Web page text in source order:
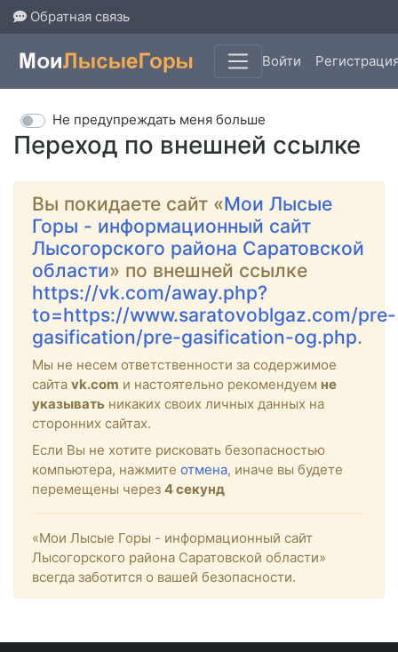
Обратная связь
Войти
Переход по внешней ссылке
Не предупреждать меня больше
Вы покидаете сайт «Мои Лысые
Горы - информационный сайт
Лысогорского района Саратовской
области» по внешней ссылке
https://vk.com/away.php?
to=https://www.saratovoblgaz.com/pre-
gasification/pre-gasification-og.php.
Мы не несем ответственности за содержимое
сайта vk.com и настоятельно рекомендуем не
указывать никаких своих личных данных на
сторонних сайтах.
Если Вы не хотите рисковать безопасностью
компьютера, нажмите отмена, иначе вы будете
перемещены через 4секунд
«Мои Лысые Горы - информационный сайт
Лысогорского района Саратовской области»
всегда заботится о вашей безопасности.